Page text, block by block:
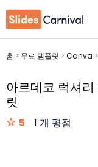
홈 > 무료 템플릿 > Canva >
아르데코 럭셔
릿
5 1 개 평점